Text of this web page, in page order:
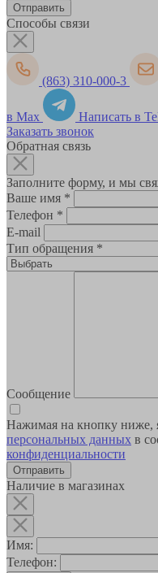
Способы связи
(863) 310-000-3
в Max
Написать в
Заказать звонок
Обратная связь
Заполните форму, и мы
Ваше имя *
Телефон *
E-mail
Тип обращения *
Сообщение
Нажимая на кнопку ниже,
персональных данных в
конфиденциальности
Наличие в магазинах
Имя:
Телефон: